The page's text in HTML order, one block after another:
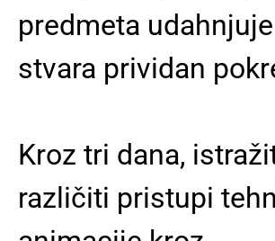
predmeta
stvara prividan
Kroz tri dana,
različiti pristupi